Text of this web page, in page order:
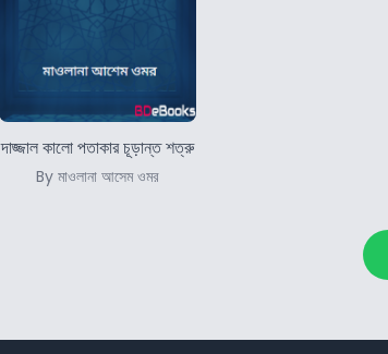
দাজ্জাল কালো পতাকার চূড়ান্ত শত্রু
By মাওলানা আসেম ওমর